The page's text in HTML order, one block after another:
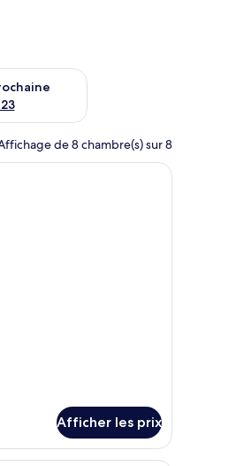
la fin de semaine prochaine août
de 8 chambre(s) sur 8
ville | Coffre-fort, bureau, espace de travail
Executive Suite | Coffre-fort, bureau,
Afficher les prix